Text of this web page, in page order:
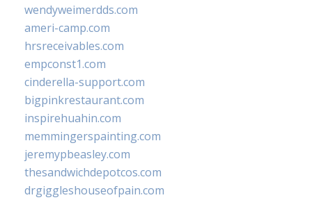
wendyweimerdds.com
ameri-camp.com
hrsreceivables.com
empconst1.com
cinderella-support.com
bigpinkrestaurant.com
inspirehuahin.com
memmingerspainting.com
jeremypbeasley.com
thesandwichdepotcos.com
drgiggleshouseofpain.com